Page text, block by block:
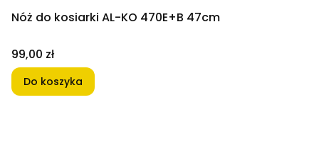
Nóż do kosiarki AL-KO 470E+B 47cm
Cena
99,00 zł
Do koszyka